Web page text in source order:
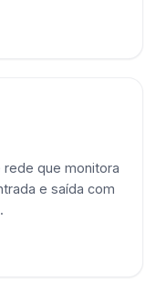
que monitora
e saída com